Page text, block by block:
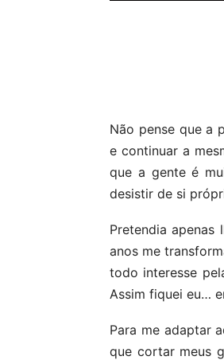
Não pense que a
e continuar a
que a gente é
desistir de si
Pretendia
anos me
todo interesse
Assim fiquei eu…
Para me adaptar
que cortar meus